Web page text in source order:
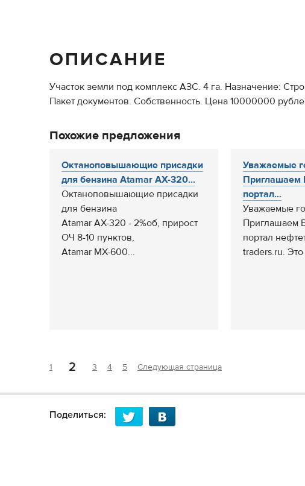
ОПИСАНИЕ
Участок земли под комплекс АЗС. 4 га. Назначение:
Пакет документов. Собственность. Цена 10000000
Похожие предложения
Октаноповышающие присадки
для бензина Atamar AX-320...
Октаноповышающие присадки
для бензина
Atamar AX-320 - 2%об, прирост
ОЧ 8-10 пунктов,
Atamar MX-600...
Уважаемые
Приглашаем
портал...
Уважаемые
Приглашаем
портал
traders.ru.
1 2 3 4 5 Следующая страница
Поделиться: